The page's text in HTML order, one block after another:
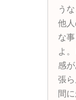
う
他
な
よ
感
張
間